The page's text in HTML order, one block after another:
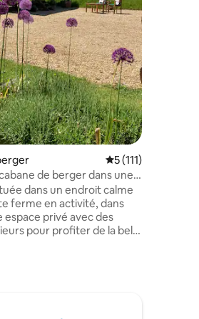
de 164 commentaires : 4,98 sur 5
Évaluation
5 (111)
de berger dans une
dans un endroit calme
ferme en activité, dans
privé avec des
pour profiter de la belle
Le village de